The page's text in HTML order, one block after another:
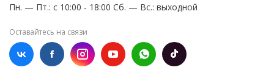
Пн. — Пт.: с 10:00 - 18:00 Сб. — Вс.: выходной
Оставайтесь на связи